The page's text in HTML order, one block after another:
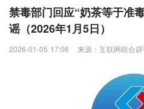
禁毒部门回应“奶茶等于
谣（2026年1月5日）
2026-01-05 17:06 来源：互联网联合